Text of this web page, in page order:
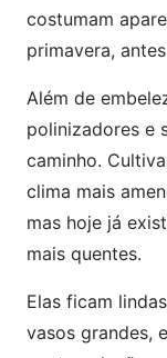
costumam
primavera,
Além de
polinizadores e
caminho.
clima mais
mas hoje já
mais quentes.
Elas ficam
vasos grandes,